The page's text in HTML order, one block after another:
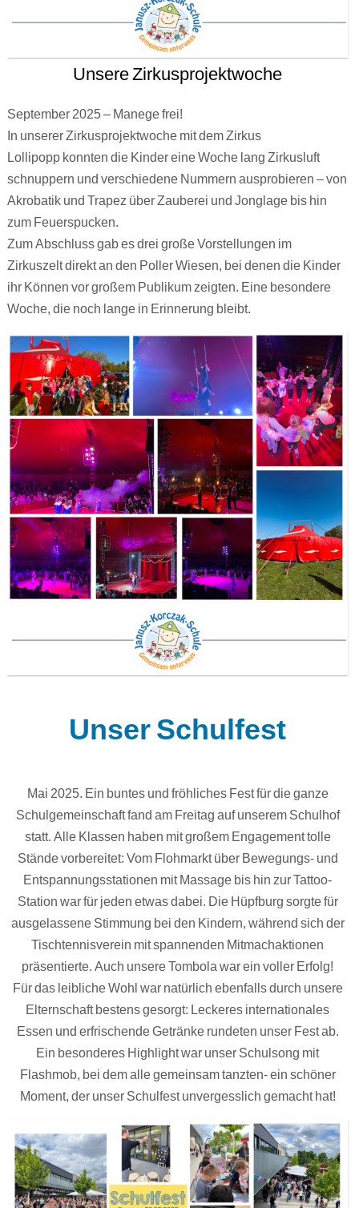
Unsere Zirkusprojektwoche
September 2025 – Manege frei!
In unserer Zirkusprojektwoche mit dem Zirkus
Lollipopp konnten die Kinder eine Woche lang Zirkusluft
schnuppern und verschiedene Nummern ausprobieren – von
Akrobatik und Trapez über Zauberei und Jonglage bis hin
zum Feuerspucken.
Zum Abschluss gab es drei große Vorstellungen im
Zirkuszelt direkt an den Poller Wiesen, bei denen die Kinder
ihr Können vor großem Publikum zeigten. Eine besondere
Woche, die noch lange in Erinnerung bleibt.
Unser Schulfest
Mai 2025. Ein buntes und fröhliches Fest für die ganze
Schulgemeinschaft fand am Freitag auf unserem Schulhof
statt. Alle Klassen haben mit großem Engagement tolle
Stände vorbereitet: Vom Flohmarkt über Bewegungs- und
Entspannungsstationen mit Massage bis hin zur Tattoo-
Station war für jeden etwas dabei. Die Hüpfburg sorgte für
ausgelassene Stimmung bei den Kindern, während sich der
Tischtennisverein mit spannenden Mitmachaktionen
präsentierte. Auch unsere Tombola war ein voller Erfolg!
Für das leibliche Wohl war natürlich ebenfalls durch unsere
Elternschaft bestens gesorgt: Leckeres internationales
Essen und erfrischende Getränke rundeten unser Fest ab.
Ein besonderes Highlight war unser Schulsong mit
Flashmob, bei dem alle gemeinsam tanzten- ein schöner
Moment, der unser Schulfest unvergesslich gemacht hat!